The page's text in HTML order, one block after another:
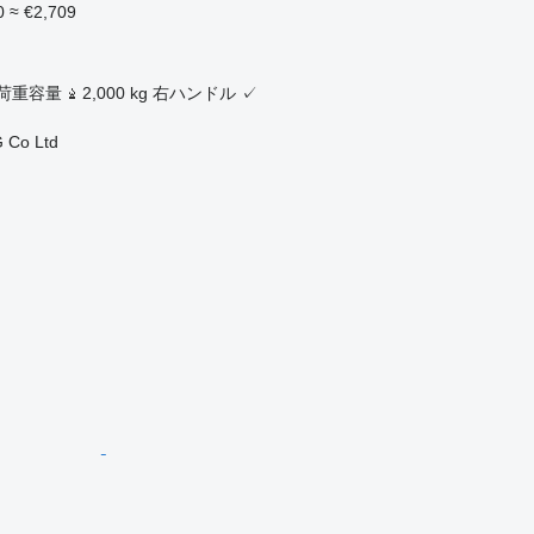
≈ €2,709
重容量 2,000 kg 右ハンドル ✓
Co Ltd